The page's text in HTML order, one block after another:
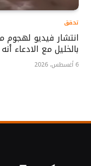
تحقق
انتشار فيديو لهجوم
بالخليل مع الادعاء
6 أغسطس، 2026